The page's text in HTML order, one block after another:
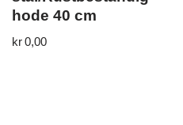
hode 40 cm
kr0,00